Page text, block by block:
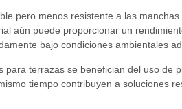
pero menos resistente a las
aún puede proporcionar un
bajo condiciones ambientales
terrazas se benefician del uso de
tiempo contribuyen a soluciones